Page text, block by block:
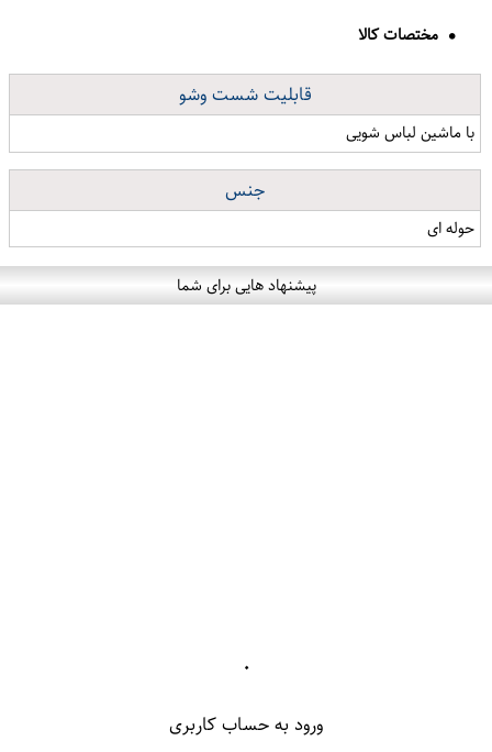
مختصات کالا
قابلیت شست وشو
با ماشین لباس شویی
جنس
حوله ای
پیشنهاد هایی برای شما
۰
ورود به حساب کاربری